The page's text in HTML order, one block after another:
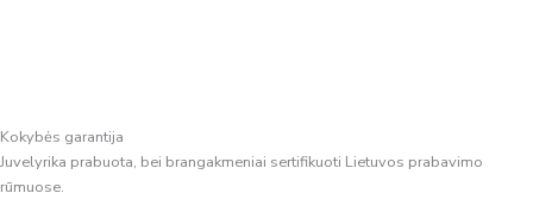
Kokybės garantija
Juvelyrika prabuota, bei brangakmeniai sertifikuoti Lietuvos prabavimo
rūmuose.